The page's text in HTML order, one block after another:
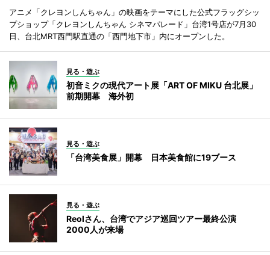
アニメ「クレヨンしんちゃん」の映画をテーマにした公式フラッグシッ
プショップ「クレヨンしんちゃん シネマパレード」台湾1号店が7月30
日、台北MRT西門駅直通の「西門地下市」内にオープンした。
見る・遊ぶ
初音ミクの現代アート展「ART OF MIKU 台北展」
前期開幕 海外初
見る・遊ぶ
「台湾美食展」開幕 日本美食館に19ブース
見る・遊ぶ
Reolさん、台湾でアジア巡回ツアー最終公演
2000人が来場